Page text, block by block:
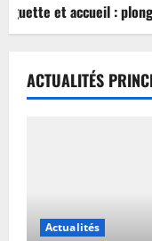
et accueil :
ACTUALITÉS
Actualités